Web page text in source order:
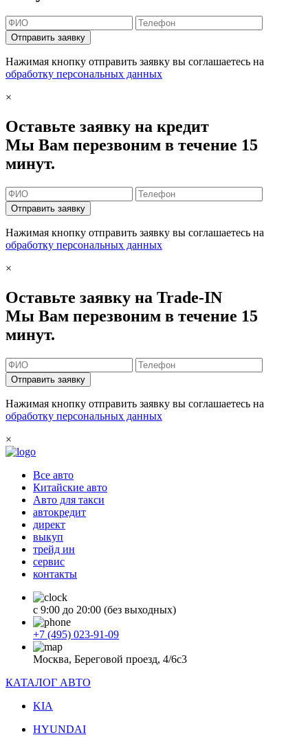
Отправить заявку
Нажимая кнопку отправить заявку вы соглашаетесь на
обработку персональных данных
×
Оставьте заявку на кредит
Мы Вам перезвоним в течение 15
минут.
Отправить заявку
Нажимая кнопку отправить заявку вы соглашаетесь на
обработку персональных данных
×
Оставьте заявку на Trade-IN
Мы Вам перезвоним в течение 15
минут.
Отправить заявку
Нажимая кнопку отправить заявку вы соглашаетесь на
обработку персональных данных
×
Все авто
Китайские авто
Авто для такси
автокредит
директ
выкуп
трейд ин
сервис
контакты
с 9:00 до 20:00 (без выходных)
+7 (495) 023-91-09
Москва, Береговой проезд, 4/6с3
КАТАЛОГ АВТО
KIA
HYUNDAI